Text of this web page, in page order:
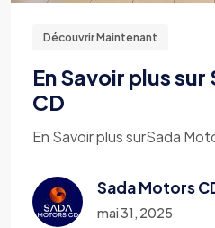
Découvrir Maintenant
En Savoir plus
CD
En Savoir plus surSada
Sada Motors
mai 31, 2025